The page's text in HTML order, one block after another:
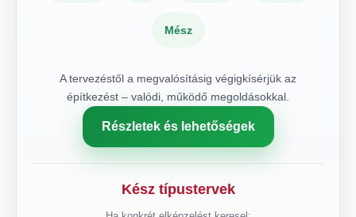
Mész
A tervezéstől a megvalósításig végigkísérjük az
építkezést – valódi, működő megoldásokkal.
Részletek és lehetőségek
Kész típustervek